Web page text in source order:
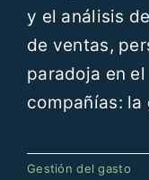
y el análisis
de ventas,
paradoja en
compañías: la
Gestión del gasto
viaje: